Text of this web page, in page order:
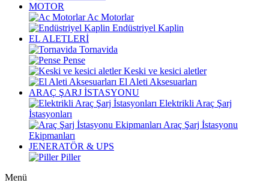
MOTOR
Ac Motorlar
Endüstriyel Kaplin
EL ALETLERİ
Tornavida
Pense
Keski ve kesici aletler
El Aleti Aksesuarları
ARAÇ ŞARJ İSTASYONU
Elektrikli Araç Şarj
İstasyonları
Araç Şarj İstasyonu
Ekipmanları
JENERATÖR & UPS
Piller
Menü